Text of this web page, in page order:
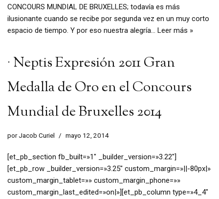
CONCOURS MUNDIAL DE BRUXELLES; todavía es más
ilusionante cuando se recibe por segunda vez en un muy corto
espacio de tiempo. Y por eso nuestra alegría… Leer más »
· Neptis Expresión 2011 Gran
Medalla de Oro en el Concours
Mundial de Bruxelles 2014
porJacob Curiel mayo 12, 2014
[et_pb_section fb_built=»1″ _builder_version=»3.22″]
[et_pb_row _builder_version=»3.25″ custom_margin=»||-80px|»
custom_margin_tablet=»» custom_margin_phone=»»
custom_margin_last_edited=»on|»][et_pb_column type=»4_4″